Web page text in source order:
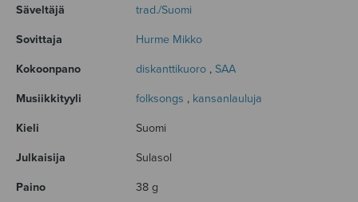
Säveltäjä trad./Suomi
Sovittaja Hurme Mikko
Kokoonpano diskanttikuoro , SAA
Musiikkityyli folksongs , kansanlauluja
Kieli Suomi
Julkaisija Sulasol
Paino 38 g